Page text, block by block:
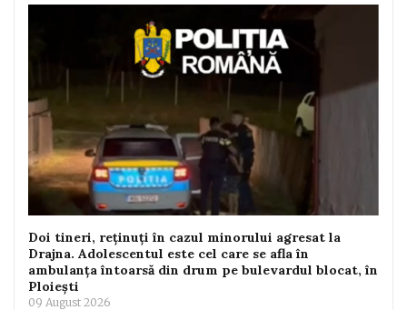
Doi tineri, reținuți în cazul minorului agresat la
Drajna. Adolescentul este cel care se afla în
ambulanța întoarsă din drum pe bulevardul blocat, în
Ploiești
09 August 2026